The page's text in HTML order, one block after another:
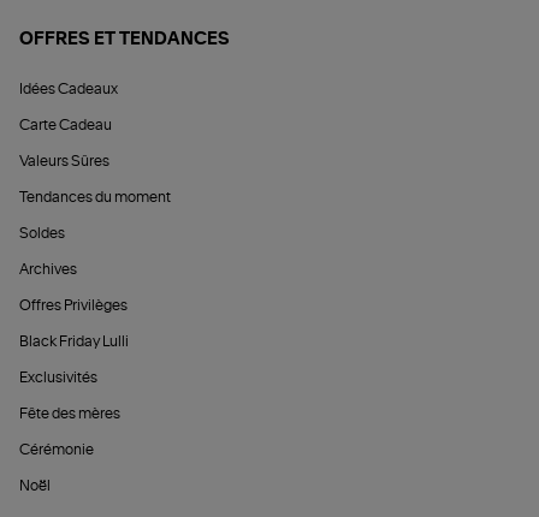
OFFRES ET TENDANCES
Idées Cadeaux
Carte Cadeau
Valeurs Sûres
Tendances du moment
Soldes
Archives
Offres Privilèges
Black Friday Lulli
Exclusivités
Fête des mères
Cérémonie
Noël